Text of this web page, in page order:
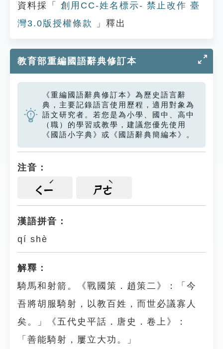
資料採「
創用CC-姓名標示- 禁止改作 臺
灣3.0版授權條款
」釋出
教育部重編國語辭典修訂本
《重編國語辭典修訂本》為歷史語言辭
典，主要記錄語言使用歷程，適用對象為
語文研究者。若您是為小學、國中、高中
（職）的學習或教學，建議您優先使用
《國語小字典》或《國語辭典簡編本》。
注音：
ㄑㄧ ㄕㄜ
漢語拼音：
qí shè
解釋：
騎馬和射箭。《戰國策．趙策二》：「今
吾將胡服騎射，以教百姓，而世必議寡人
矣。」《五代史平話．唐史．卷上》：
「善能騎射，屢立大功。」